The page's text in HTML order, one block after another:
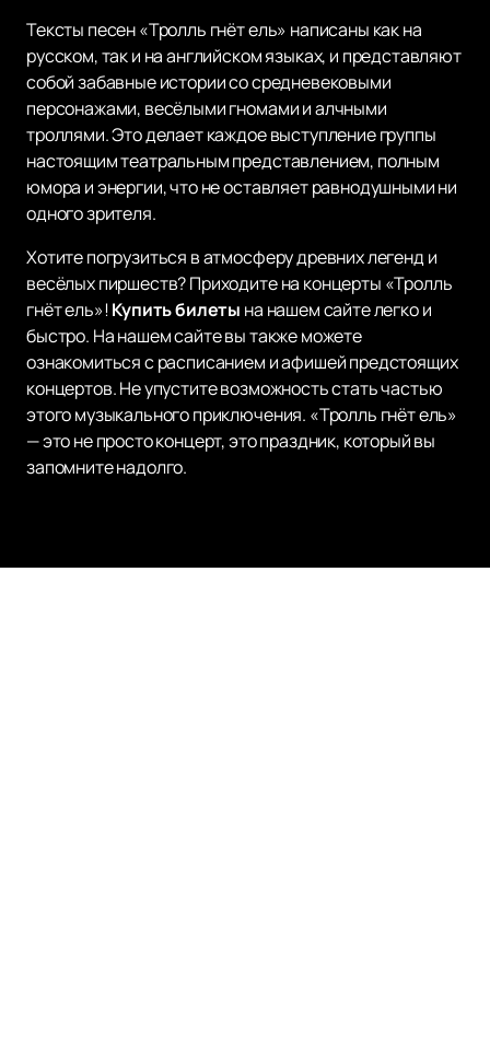
Тексты песен «Тролль гнёт ель» написаны как на
русском, так и на английском языках, и представляют
собой забавные истории со средневековыми
персонажами, весёлыми гномами и алчными
троллями. Это делает каждое выступление группы
настоящим театральным представлением, полным
юмора и энергии, что не оставляет равнодушными ни
одного зрителя.
Хотите погрузиться в атмосферу древних легенд и
весёлых пиршеств? Приходите на концерты «Тролль
гнёт ель»!Купить билеты на нашем сайте легко и
быстро. На нашем сайте вы также можете
ознакомиться с расписанием и афишей предстоящих
концертов. Не упустите возможность стать частью
этого музыкального приключения. «Тролль гнёт ель»
— это не просто концерт, это праздник, который вы
запомните надолго.